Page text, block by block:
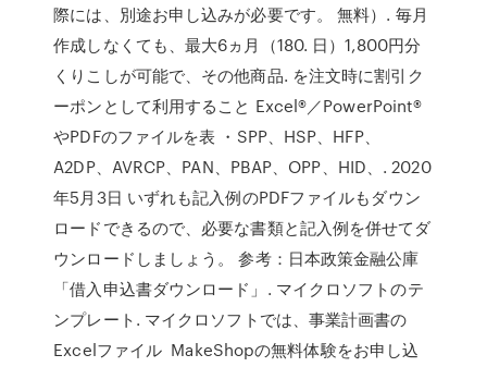
際には、別途お申し込みが必要です。 無料）. 毎月
作成しなくても、最大6ヵ月（180. 日）1,800円分
くりこしが可能で、その他商品. を注文時に割引ク
ーポンとして利用すること Excel®／PowerPoint®
やPDFのファイルを表 ・SPP、HSP、HFP、
A2DP、AVRCP、PAN、PBAP、OPP、HID、. 2020
年5月3日 いずれも記入例のPDFファイルもダウン
ロードできるので、必要な書類と記入例を併せてダ
ウンロードしましょう。 参考：日本政策金融公庫
「借入申込書ダウンロード」. マイクロソフトのテ
ンプレート. マイクロソフトでは、事業計画書の
Excelファイル MakeShopの無料体験をお申し込